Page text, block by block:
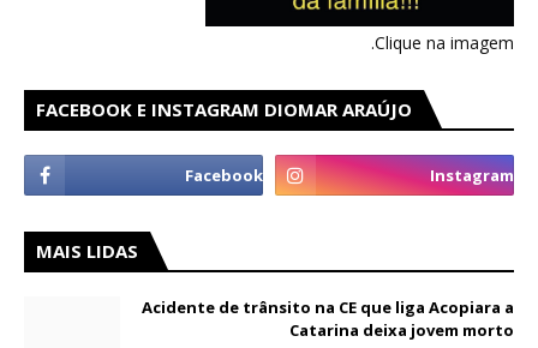
Clique na imagem.
FACEBOOK E INSTAGRAM DIOMAR ARAÚJO
MAIS LIDAS
Acidente de trânsito na CE que liga Acopiara a
Catarina deixa jovem morto